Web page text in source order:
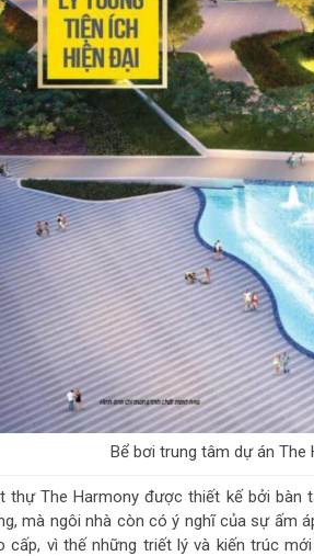
Bể bơi trung tâm dự án
thự The Harmony được thiết kế bởi bàn
mà ngôi nhà còn có ý nghĩ của sự ấm
cấp, vì thế những triết lý và kiến trúc